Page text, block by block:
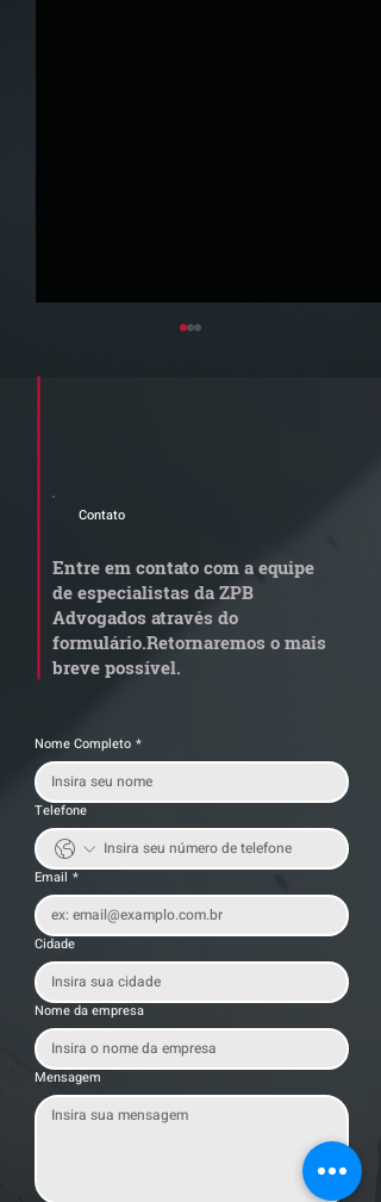
STJ admite
por penosidade e acende
alerta para
transportadoras
Contato
Entre em contato com a equipe
de especialistas da ZPB
Advogados através do
formulário.Retornaremos o mais
breve possível.
Nome Completo *
Telefone
Email *
Cidade
Nome da empresa
Mensagem